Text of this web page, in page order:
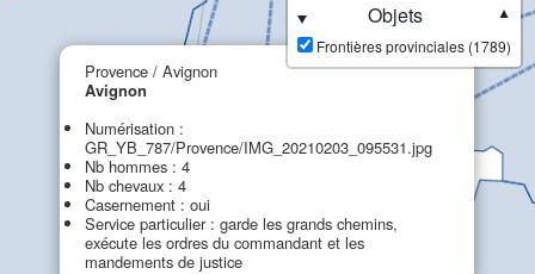
Provence / Avignon
Avignon
Numérisation :
GR_YB_787/Provence/IMG_20210203_095531.jpg
Nb hommes : 4
Nb chevaux : 4
Casernement : oui
Service particulier : garde les grands chemins,
exécute les ordres du commandant et les
mandements de justice
×
Objets
▼
Frontières provinciales (1789)